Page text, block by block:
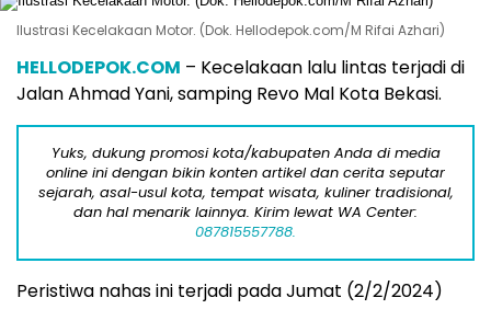
Ilustrasi Kecelakaan Motor. (Dok. Hellodepok.com/M Rifai Azhari)
HELLODEPOK.COM – Kecelakaan lalu lintas terjadi di
Jalan Ahmad Yani, samping Revo Mal Kota Bekasi.
Yuks, dukung promosi kota/kabupaten Anda di media
online ini dengan bikin konten artikel dan cerita seputar
sejarah, asal-usul kota, tempat wisata, kuliner tradisional,
dan hal menarik lainnya. Kirim lewat WA Center:
087815557788.
Peristiwa nahas ini terjadi pada Jumat (2/2/2024)